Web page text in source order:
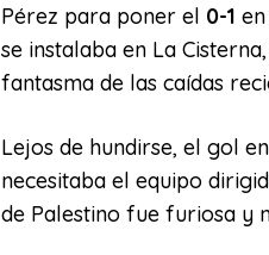
Pérez para poner el 0-1
se instalaba en La
fantasma de las caídas
Lejos de hundirse, el gol
necesitaba el equipo
de Palestino fue furiosa y